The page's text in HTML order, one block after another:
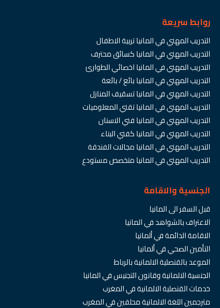
روابط سريعة
التدريب المهني في المانيا تربية الاطفال
التدريب المهني في المانيا كسائق محترف
التدريب المهني في المانيا اخصائي الطوارئ
التدريب المهني في المانيا بائع / بائعة
التدريب المهني في المانيا تسقيف المنازل
التدريب المهني في المانيا تقني المعلوميات
التدريب المهني في المانيا فني الاسنان
التدريب المهني في المانيا كفني البناء
التدريب المهني في المانيا مجالات الفندقة
التدريب المهني في المانيا متخصص مستودع
الجنسية والاقامة
قبل السفر الى المانيا
الاعتراف بالشواهد في المانيا
الاقامة الدائمة في ألمانيا
التأمين الصحي في ألمانيا
الموعد بالقنصلية الالمانية بالرباط
الجنسية الالمانية وقانون التجنيس في المانيا
خدمات القنصلية الالمانية في المغرب
مترجمين اللغة الالمانية محلفين في المغرب